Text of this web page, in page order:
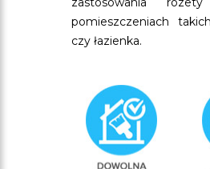
pomieszczeniach
czy łazienka.